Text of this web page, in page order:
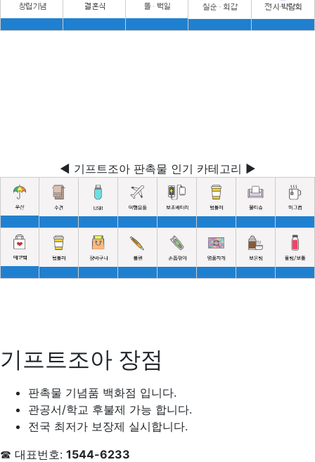
◀ 기프트조아 판촉물 인기 카테고리 ▶
기프트조아 장점
판촉물 기념품 백화점 입니다.
관공서/학교 후불제 가능 합니다.
전국 최저가 보장제 실시합니다.
☎ 대표번호: 1544-6233